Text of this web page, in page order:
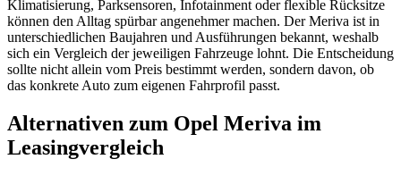
Klimatisierung, Parksensoren, Infotainment oder flexible Rücksitze
können den Alltag spürbar angenehmer machen. Der Meriva ist in
unterschiedlichen Baujahren und Ausführungen bekannt, weshalb
sich ein Vergleich der jeweiligen Fahrzeuge lohnt. Die Entscheidung
sollte nicht allein vom Preis bestimmt werden, sondern davon, ob
das konkrete Auto zum eigenen Fahrprofil passt.
Alternativen zum Opel Meriva im
Leasingvergleich